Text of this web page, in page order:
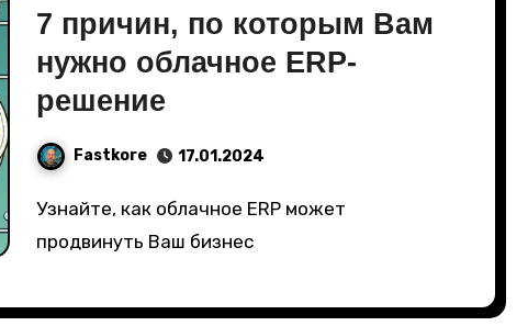
7 причин, по которым Вам
нужно облачное ERP-
решение
Fastkore 17.01.2024
Узнайте, как облачное ERP может
продвинуть Ваш бизнес